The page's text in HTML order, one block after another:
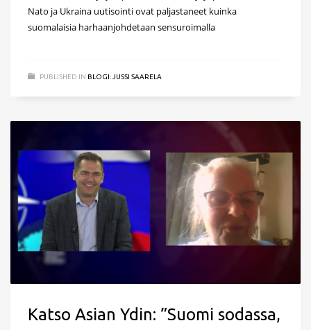
Nato ja Ukraina uutisointi ovat paljastaneet kuinka
suomalaisia harhaanjohdetaan sensuroimalla
PUBLISHED IN BLOGI: JUSSI SAARELA
Katso Asian Ydin: ”Suomi sodassa,